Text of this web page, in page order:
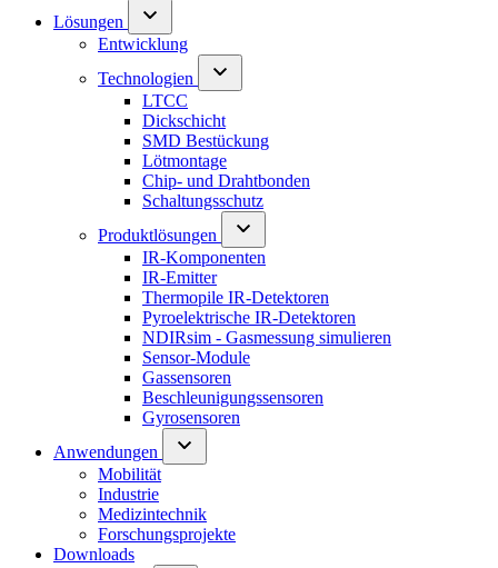
Lösungen
Entwicklung
Technologien
LTCC
Dickschicht
SMD Bestückung
Lötmontage
Chip- und Drahtbonden
Schaltungsschutz
Produktlösungen
IR-Komponenten
IR-Emitter
Thermopile IR-Detektoren
Pyroelektrische IR-Detektoren
NDIRsim - Gasmessung simulieren
Sensor-Module
Gassensoren
Beschleunigungssensoren
Gyrosensoren
Anwendungen
Mobilität
Industrie
Medizintechnik
Forschungsprojekte
Downloads